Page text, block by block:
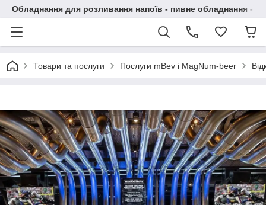
Обладнання для розливання напоїв - пивне обладнання - в
Товари та послуги Послуги mBev і MagNum-beer